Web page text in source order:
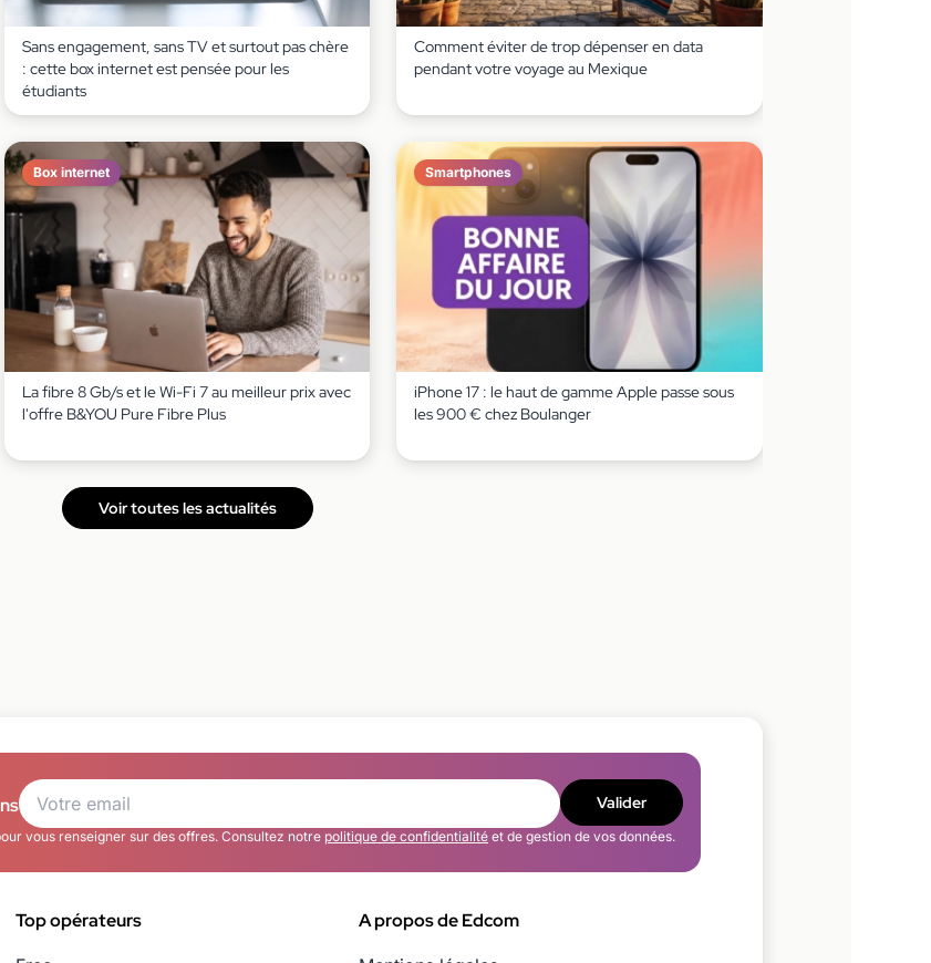
Sans engagement, sans TV et surtout pas chère
: cette box internet est pensée pour les
étudiants
Comment éviter de trop dépenser en data
pendant votre voyage au Mexique
Box internet
La fibre 8 Gb/s et le Wi-Fi 7 au meilleur prix avec
l'offre B&YOU Pure Fibre Plus
Smartphones
iPhone 17 : le haut de gamme Apple passe sous
les 900 € chez Boulanger
Voir toutes les actualités
Valider
vous renseigner sur des offres. Consultez notre politique de confidentialité et de gestion de vos données.
Top opérateurs A propos de Edcom